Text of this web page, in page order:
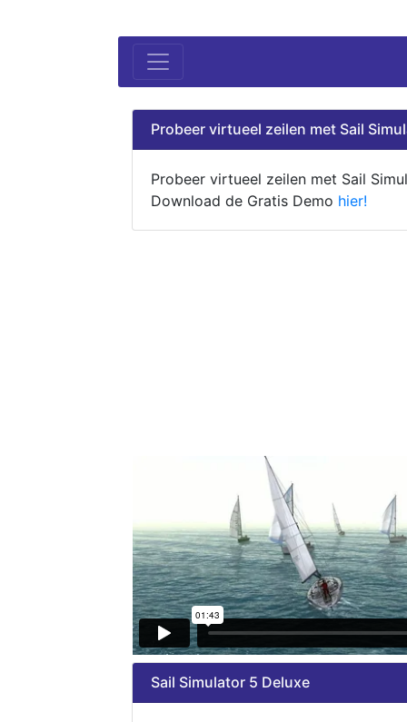
Probeer virtueel zeilen met Sail
Probeer virtueel zeilen met Sail
Download de Gratis Demo hier!
Sail Simulator 5 Deluxe